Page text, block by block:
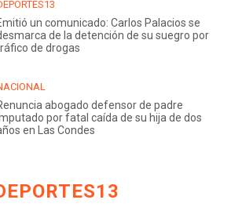
un comunicado: Carlos Palacios se
de la detención de su suegro por
de drogas
abogado defensor de padre
por fatal caída de su hija de dos
en Las Condes